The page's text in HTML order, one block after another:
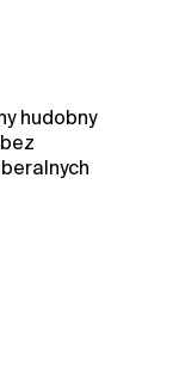
hudobny